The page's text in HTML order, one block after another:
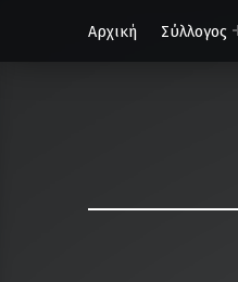
Αρχική
Σύλλογος